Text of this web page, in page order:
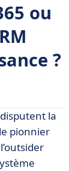
ou
?
365 vs
la
pionnier